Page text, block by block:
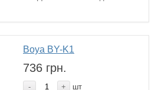
Boya BY-K1
736 грн.
- + шт